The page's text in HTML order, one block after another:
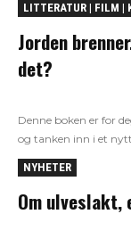
LITTERATUR | FILM |
Jorden
det?
Denne boken er for
og tanken inn i et
NYHETER
Om